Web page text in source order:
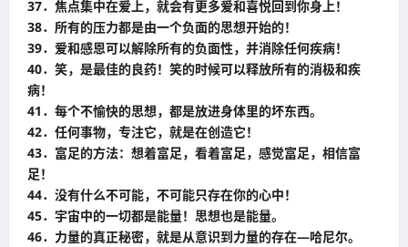
37．焦点集中在爱上，就会有更多爱和喜悦回到你身上！
38．所有的压力都是由一个负面的思想开始的！
39．爱和感恩可以解除所有的负面性，并消除任何疾病！
40．笑，是最佳的良药！笑的时候可以释放所有的消极和疾
病！
41．每个不愉快的思想，都是放进身体里的坏东西。
42．任何事物，专注它，就是在创造它！
43．富足的方法：想着富足，看着富足，感觉富足，相信富
足！
44．没有什么不可能，不可能只存在你的心中！
45．宇宙中的一切都是能量！思想也是能量。
46．力量的真正秘密，就是从意识到力量的存在—哈尼尔。